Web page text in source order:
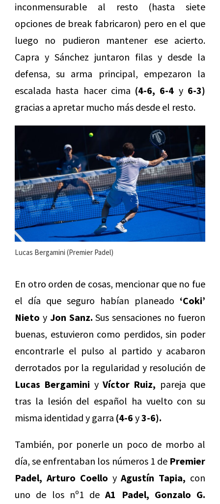
inconmensurable al resto (hasta siete
opciones de break fabricaron) pero en el que
luego no pudieron mantener ese acierto.
Capra y Sánchez juntaron filas y desde la
defensa, su arma principal, empezaron la
escalada hasta hacer cima (4-6, 6-4 y 6-3)
gracias a apretar mucho más desde el resto.
Lucas Bergamini (Premier Padel)
En otro orden de cosas, mencionar que no fue
el día que seguro habían planeado ‘Coki’
Nieto y Jon Sanz. Sus sensaciones no fueron
buenas, estuvieron como perdidos, sin poder
encontrarle el pulso al partido y acabaron
derrotados por la regularidad y resolución de
Lucas Bergamini yVíctor Ruiz, pareja que
tras la lesión del español ha vuelto con su
misma identidad y garra (4-6 y3-6).
También, por ponerle un poco de morbo al
día, se enfrentaban los números 1 de Premier
Padel, Arturo Coello yAgustín Tapia, con
uno de los nº1 deA1 Padel, Gonzalo G.